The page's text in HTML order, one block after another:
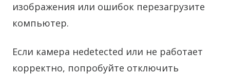
изображения или ошибок перезагрузите
компьютер.
Если камера неdetected или не работает
корректно, попробуйте отключить